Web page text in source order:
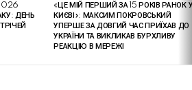
ДЕНЬ
«ЦЕ МІЙ ПЕРШИЙ ЗА 15 РОКІВ РАНОК
КИЄВІ»: МАКСИМ ПОКРОВСЬКИЙ
УПЕРШЕ ЗА ДОВГИЙ ЧАС ПРИЇХАВ ДО
УКРАЇНИ ТА ВИКЛИКАВ БУРХЛИВУ
РЕАКЦІЮ В МЕРЕЖІ